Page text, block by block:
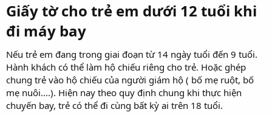
Giấy tờ cho trẻ em dưới 12 tuổi khi
đi máy bay
Nếu trẻ em đang trong giai đoạn từ 14 ngày tuổi đến 9 tuổi.
Hành khách có thể làm hộ chiếu riêng cho trẻ. Hoặc ghép
chung trẻ vào hộ chiếu của người giám hộ ( bố mẹ ruột, bố
mẹ nuôi....). Hiện nay theo quy định chung khi thực hiện
chuyến bay, trẻ có thể đi cùng bất kỳ ai trên 18 tuổi.